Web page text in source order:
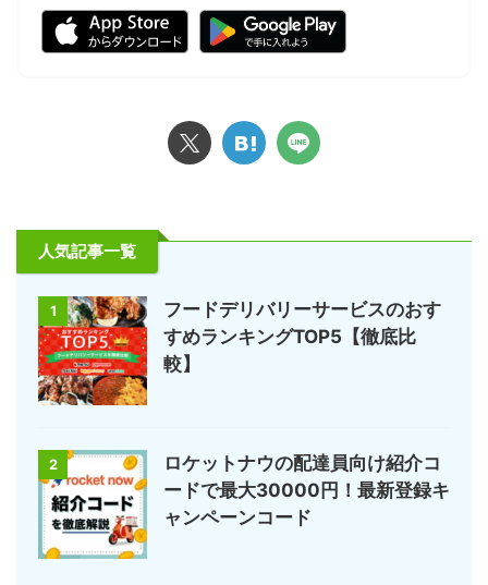
人気記事一覧
1
フードデリバリーサービスのおす
すめランキングTOP5【徹底比
較】
2
ロケットナウの配達員向け紹介コ
ードで最大30000円！最新登録キ
ャンペーンコード